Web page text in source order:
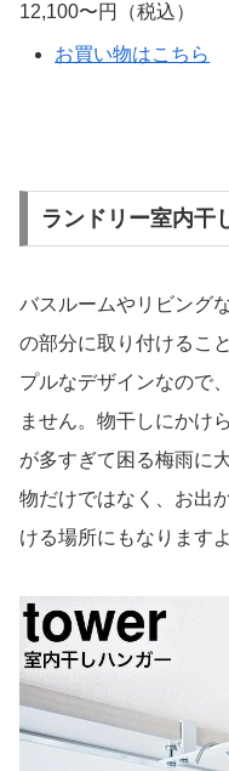
12,100〜円（税込）
お買い物はこちら
ランドリー室内干
バスルームやリビング
の部分に取り付けるこ
プルなデザインなので
ません。物干しにかけ
が多すぎて困る梅雨に
物だけではなく、お出
ける場所にもなります